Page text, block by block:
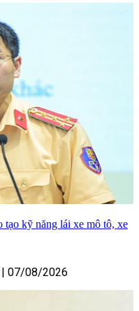
kỹ năng lái xe mô tô, xe
07/08/2026